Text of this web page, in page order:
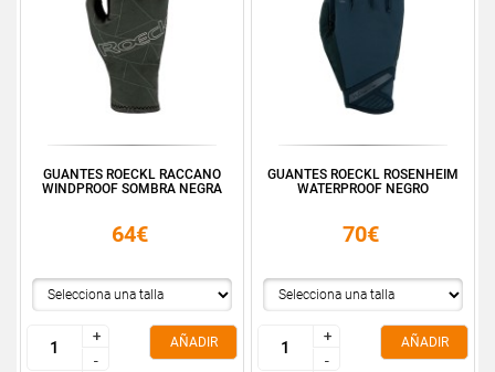
GUANTES ROECKL RACCANO
WINDPROOF SOMBRA NEGRA
64€
+
-
+
-
AÑADIR
GUANTES ROECKL ROSENHEIM
WATERPROOF NEGRO
70€
+
-
+
-
AÑADIR